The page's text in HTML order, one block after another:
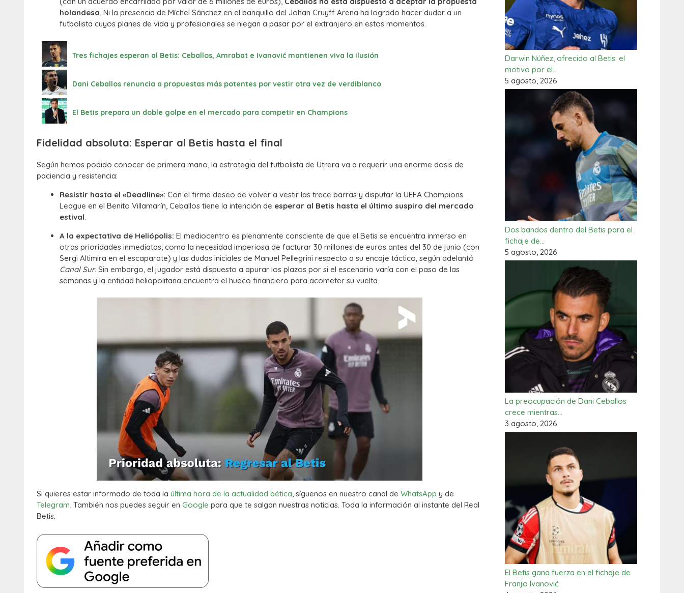
holandesa. Ni la presencia de Míchel Sánchez en el banquillo del Johan Cruyff Arena ha logrado hacer dudar a un
futbolista cuyos planes de vida y profesionales se niegan a pasar por el extranjero en estos momentos.
Tres fichajes esperan al Betis: Ceballos, Amrabat e Ivanović mantienen viva la ilusión
Dani Ceballos renuncia a propuestas más potentes por vestir otra vez de verdiblanco
El Betis prepara un doble golpe en el mercado para competir en Champions
Fidelidad absoluta: Esperar al Betis hasta el final
Según hemos podido conocer de primera mano, la estrategia del futbolista de Utrera va a requerir una enorme dosis de
paciencia y resistencia:
Resistir hasta el «Deadline»: Con el firme deseo de volver a vestir las trece barras y disputar la UEFA Champions
League en el Benito Villamarín, Ceballos tiene la intención de esperar al Betis hasta el último suspiro del mercado
estival
A la expectativa de Heliópolis: El mediocentro es plenamente consciente de que el Betis se encuentra inmerso en
otras prioridades inmediatas, como la necesidad imperiosa de facturar 30 millones de euros antes del 30 de junio (con
Sergi Altimira en el escaparate) y las dudas iniciales de Manuel Pellegrini respecto a su encaje táctico, según adelantó
Canal Sur. Sin embargo, el jugador está dispuesto a apurar los plazos por si el escenario varía con el paso de las
semanas y la entidad heliopolitana encuentra el hueco financiero para acometer su vuelta.
Si quieres estar informado de toda la última hora de la actualidad bética, síguenos en nuestro canal de WhatsApp y de
Telegram. También nos puedes seguir en Google para que te salgan nuestras noticias. Toda la información al instante del Real
Betis.
Darwin Núñez, ofrecido al Betis: el
motivo por el…
5 agosto, 2026
Dos bandos dentro del Betis para el
fichaje de…
5 agosto, 2026
La preocupación de Dani Ceballos
crece mientras…
3 agosto, 2026
El Betis gana fuerza en el fichaje de
Franjo Ivanović